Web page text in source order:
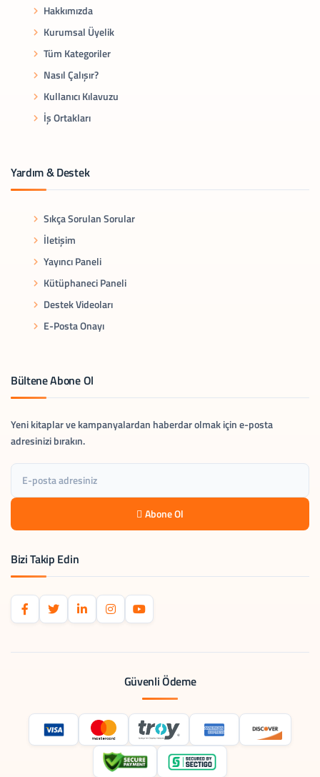
Hakkımızda
Kurumsal Üyelik
Tüm Kategoriler
Nasıl Çalışır?
Kullanıcı Kılavuzu
İş Ortakları
Yardım & Destek
Sıkça Sorulan Sorular
İletişim
Yayıncı Paneli
Kütüphaneci Paneli
Destek Videoları
E-Posta Onayı
Bültene Abone Ol
Yeni kitaplar ve kampanyalardan haberdar olmak için e-posta
adresinizi bırakın.
Abone Ol
Bizi Takip Edin
Güvenli Ödeme